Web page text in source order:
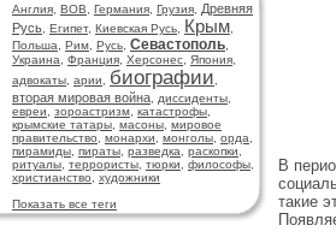
Англия ВОВ Германия Грузия
Древняя
Русь Египет, Киевская Русь Крым
Польша
Рим Русь Севастополь
Украина
Франция Херсонес Япония
адвокаты арии биографии
вторая мировая война диссиденты
евреи
зороастризм катастрофы
крымские татары масоны мировое
правительство
монархи монголы орда
пирамиды пираты разведка раскопки
ритуалы террористы тюрки философы
христианство
художники
Показать все теги
В
такие